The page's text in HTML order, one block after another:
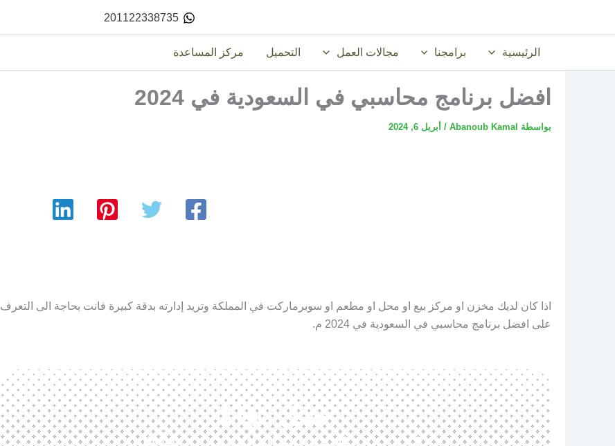
201122338735
الرئيسية برامجنا مجالات العمل التحميل مركز المساعدة
افضل برنامج محاسبي في السعودية في 2024
بواسطة Abanoub Kamal
/ أبريل 6, 2024
اذا كان لديك مخزن او مركز بيع او محل او مطعم او سوبرماركت في المملكة وتريد إدارته بدقة كبيرة فانت بحاجة الى التعرف
على افضل برنامج محاسبي في السعودية في 2024 م.
حمل مجانا